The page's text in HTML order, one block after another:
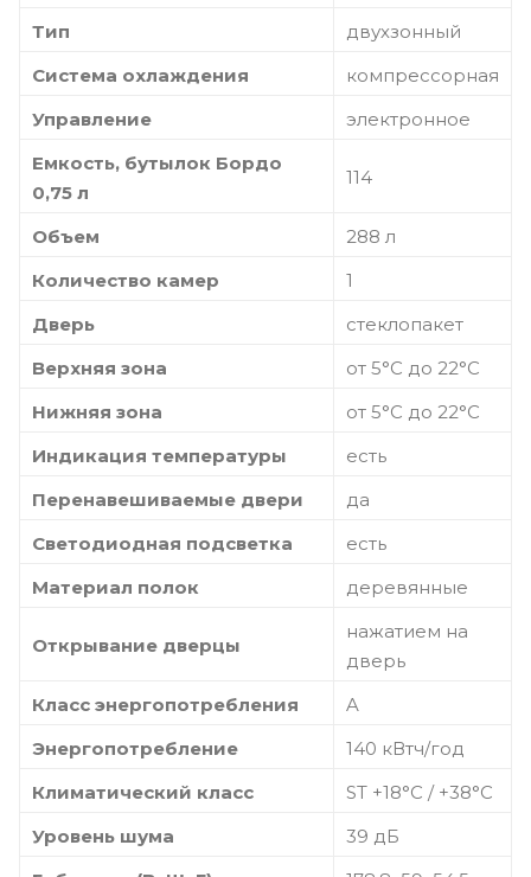
Тип
двухзонный
Система охлаждения
компрессорная
Управление
электронное
Емкость, бутылок Бордо
0,75 л
114
Объем
288 л
Количество камер
1
Дверь
стеклопакет
Верхняя зона
от 5°C до 22°C
Нижняя зона
от 5°C до 22°C
Индикация температуры
есть
Перенавешиваемые двери
да
Светодиодная подсветка
есть
Материал полок
деревянные
Открывание дверцы
нажатием на
дверь
Класс энергопотребления
A
Энергопотребление
140 кВтч/год
Климатический класс
ST +18°C / +38°C
Уровень шума
39 дБ